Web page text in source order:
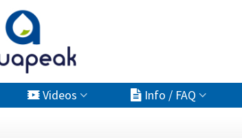
Videos Info / FAQ